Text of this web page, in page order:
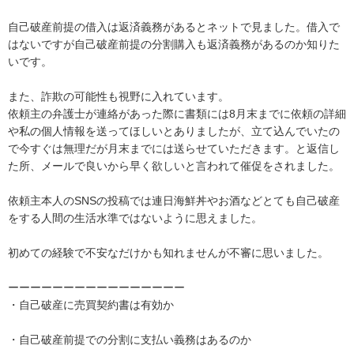
自己破産前提の借入は返済義務があるとネットで見ました。借入で
はないですが自己破産前提の分割購入も返済義務があるのか知りた
いです。
また、詐欺の可能性も視野に入れています。
依頼主の弁護士が連絡があった際に書類には8月末までに依頼の詳細
や私の個人情報を送ってほしいとありましたが、立て込んでいたの
で今すぐは無理だが月末までには送らせていただきます。と返信し
た所、メールで良いから早く欲しいと言われて催促をされました。
依頼主本人のSNSの投稿では連日海鮮丼やお酒などとても自己破産
をする人間の生活水準ではないように思えました。
初めての経験で不安なだけかも知れませんが不審に思いました。
ーーーーーーーーーーーーーーーー
・自己破産に売買契約書は有効か
・自己破産前提での分割に支払い義務はあるのか